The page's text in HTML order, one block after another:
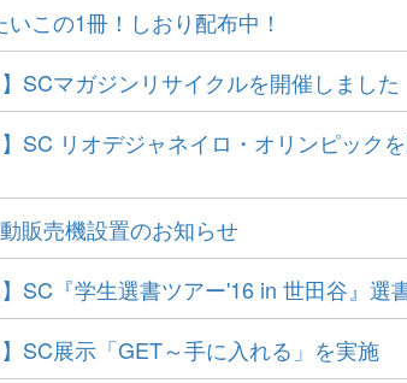
この1冊！しおり配布中！
】SCマガジンリサイクルを開催しました
】SC リオデジャネイロ・オリンピック
販売機設置のお知らせ
】SC『学生選書ツアー'16 in 世田谷』選
】SC展示「GET～手に入れる」を実施